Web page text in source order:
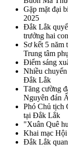
Gặp mặt đại
2025
Đắk Lắk
trưởng hai
Sơ kết 5 năm
Trung tâm
Điểm sáng
Nhiều
Đắk Lắk
Tăng cường
Nguyên đán
Phó Chủ tịch
tại Đắk Lắk
"Xuân Quê
Khai mạc
Đắk Lắk